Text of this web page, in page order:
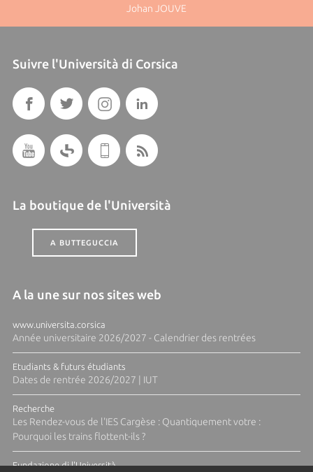
Johan JOUVE
Suivre l'Università di Corsica
La boutique de l'Università
A BUTTEGUCCIA
A la une sur nos sites web
www.universita.corsica
Année universitaire 2026/2027 - Calendrier des rentrées
Etudiants & futurs étudiants
Dates de rentrée 2026/2027 | IUT
Recherche
Les Rendez-vous de l'IES Cargèse : Quantiquement votre :
Pourquoi les trains flottent-ils ?
Fundazione di l'Università